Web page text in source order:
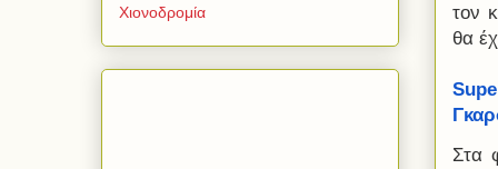
τον
θα
Στα
Χιονοδρομία